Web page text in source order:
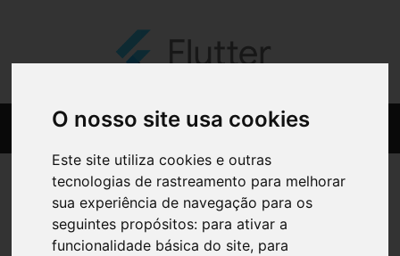
O nosso site usa cookies
Este site utiliza cookies e outras
tecnologias de rastreamento para melhorar
sua experiência de navegação para os
seguintes propósitos: para ativar a
funcionalidade básica do site, para